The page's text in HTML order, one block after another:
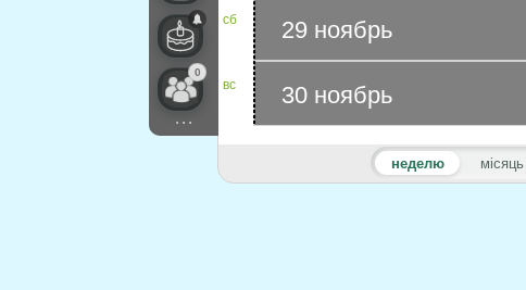
0
...
неделю місяць
сб
вс
29 ноябрь
30 ноябрь